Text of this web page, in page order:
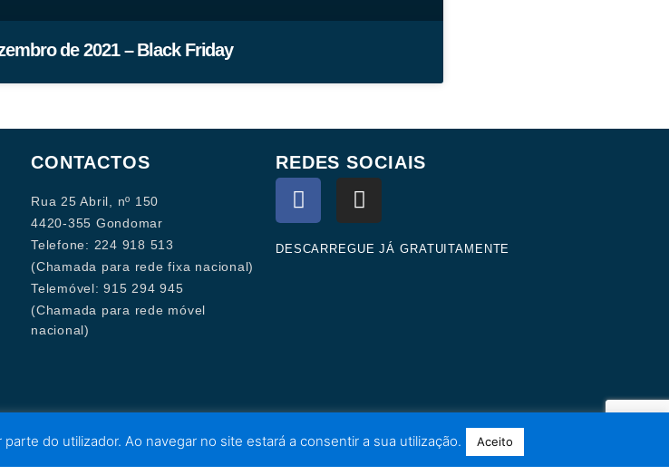
de 2021 – Black Friday
CONTACTOS
Rua 25 Abril, nº 150
4420-355 Gondomar
Telefone: 224 918 513
(Chamada para rede fixa nacional)
Telemóvel: 915 294 945
(Chamada para rede móvel
nacional)
REDES SOCIAIS
F
a
c
e
I
n
s
t
DESCARREGUE JÁ GRATUITAMENTE
do utilizador. Ao navegar no site estará a consentir a sua utilização. Aceito